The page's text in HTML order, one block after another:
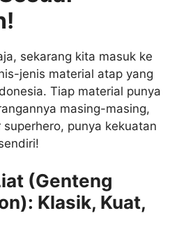
sekarang kita masuk ke
jenis material atap yang
Tiap material punya
masing-masing,
punya kekuatan
(Genteng
Klasik, Kuat,